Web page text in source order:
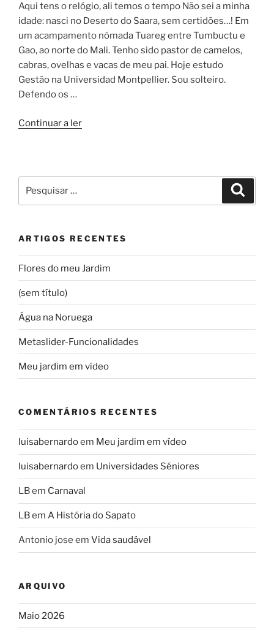
Aqui tens o relógio, ali temos o tempo Não sei a minha
idade: nasci no Deserto do Saara, sem certidões…! Em
um acampamento nómada Tuareg entre Tumbuctu e
Gao, ao norte do Mali. Tenho sido pastor de camelos,
cabras, ovelhas e vacas de meu pai. Hoje estudo
Gestão na Universidad Montpellier. Sou solteiro.
Defendo os …
Continuar a ler“ENTREVISTA
por:
ARTIGOS RECENTES
Flores do meu Jardim
(sem título)
Água na Noruega
Metaslider-Funcionalidades
Meu jardim em vídeo
COMENTÁRIOS RECENTES
luisabernardoem Meu jardim em vídeo
luisabernardoem Universidades Séniores
LBem Carnaval
LBem A História do Sapato
Antonio jose em Vida saudável
ARQUIVO
Maio 2026